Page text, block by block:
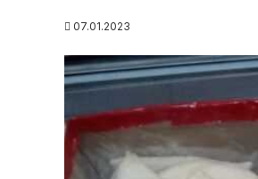
07.01.2023